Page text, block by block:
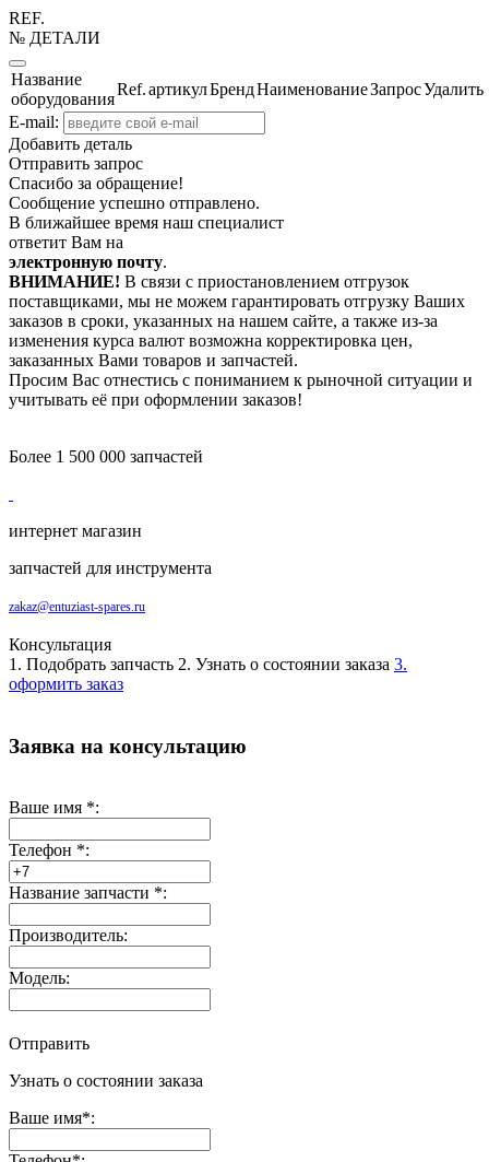
REF.
№ ДЕТАЛИ
Название
оборудования
Ref.артикулБрендНаименованиеЗапросУдалить
E-mail:
Добавить деталь
Отправить запрос
Спасибо за обращение!
Сообщение успешно отправлено.
В ближайшее время наш специалист
ответит Вам на
электронную почту.
ВНИМАНИЕ! В связи с приостановлением отгрузок
поставщиками, мы не можем гарантировать отгрузку Ваших
заказов в сроки, указанных на нашем сайте, а также из-за
изменения курса валют возможна корректировка цен,
заказанных Вами товаров и запчастей.
Просим Вас отнестись с пониманием к рыночной ситуации и
учитывать её при оформлении заказов!
Более 1 500 000 запчастей
интернет магазин
запчастей для инструмента
zakaz@entuziast-spares.ru
Консультация
1. Подобрать запчасть 2. Узнать о состоянии заказа 3.
оформить заказ
Заявка на консультацию
Ваше имя *:
Телефон *:
Название запчасти *:
Производитель:
Модель:
Отправить
Узнать о состоянии заказа
Ваше имя*: